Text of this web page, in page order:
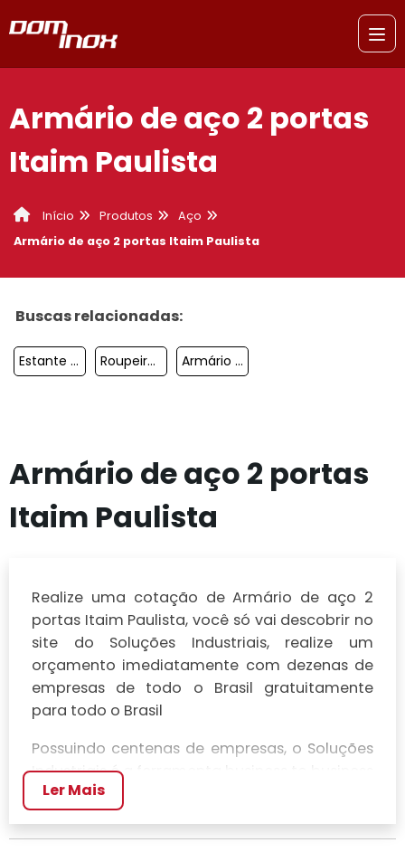
Armário de aço 2 portas
Itaim Paulista
Início Produtos
Aço
Armário de aço 2 portas Itaim Paulista
Buscas relacionadas:
Estante De Aço Para Escritório Osasco Roupeiro De Aço 20 Portas Com Chave Sorocaba Armário De Aço Santo André
Armário de aço 2 portas
Itaim Paulista
Realize uma cotação de Armário de aço 2
portas Itaim Paulista, você só vai descobrir no
site do Soluções Industriais, realize um
orçamento imediatamente com dezenas de
empresas de todo o Brasil gratuitamente
para todo o Brasil
Possuindo centenas de empresas, o Soluções
Industriais é a ferramenta business to business
mais completo da área industrial. Para
realizar um orçamento de Armário de aço 2
portas Itaim Paulista, clique em um ou mais
Ler Mais